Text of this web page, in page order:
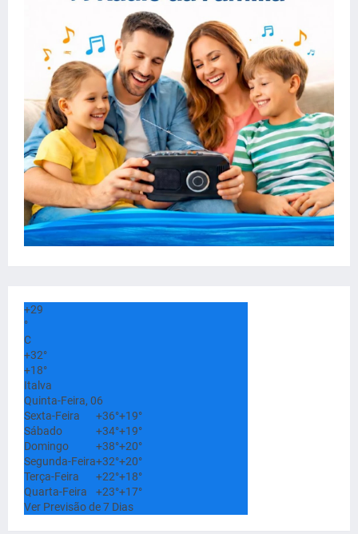
+29
°
C
+32°
+18°
Italva
Quinta-Feira, 06
Sexta-Feira
+36°+19°
Sábado
+34°+19°
Domingo
+38°+20°
Segunda-Feira+32°+20°
Terça-Feira
+22°+18°
Quarta-Feira
+23°+17°
Ver Previsão de 7 Dias